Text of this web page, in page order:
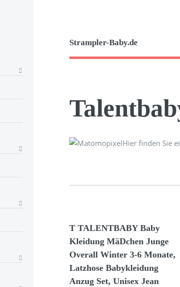
Strampler-Baby.de
Hier finden Sie
T TALENTBABY Baby
Kleidung MäDchen Junge
Overall Winter 3-6 Monate,
Latzhose Babykleidung
Anzug Set, Unisex Jean